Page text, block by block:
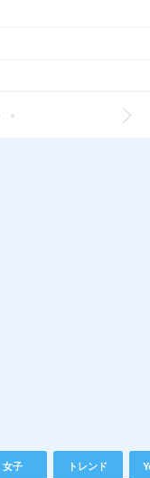
女子 トレンド